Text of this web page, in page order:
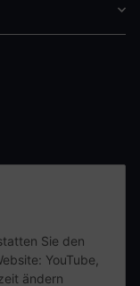
die
Sie den
YouTube,
ändern